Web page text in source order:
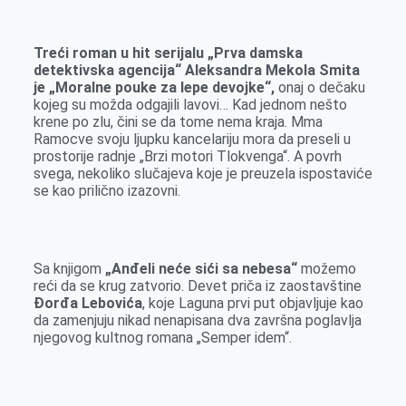
Treći roman u hit serijalu „Prva damska
detektivska agencija“ Aleksandra Mekola Smita
je „Moralne pouke za lepe devojke“,onaj o dečaku
kojeg su možda odgajili lavovi… Kad jednom nešto
krene po zlu, čini se da tome nema kraja. Mma
Ramocve svoju ljupku kancelariju mora da preseli u
prostorije radnje „Brzi motori Tlokvenga“. A povrh
svega, nekoliko slučajeva koje je preuzela ispostaviće
se kao prilično izazovni.
Sa knjigom „Anđeli neće sići sa nebesa“možemo
reći da se krug zatvorio. Devet priča iz zaostavštine
Đorđa Lebovića, koje Laguna prvi put objavljuje kao
da zamenjuju nikad nenapisana dva završna poglavlja
njegovog kultnog romana „Semper idem“.